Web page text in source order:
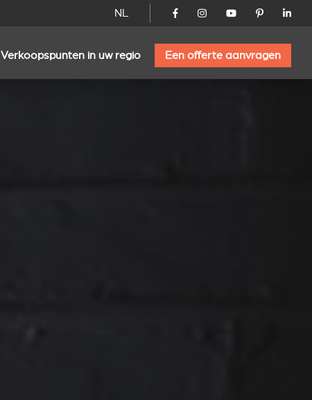
NL
Verkoopspunten in uw regio Een offerte aanvragen